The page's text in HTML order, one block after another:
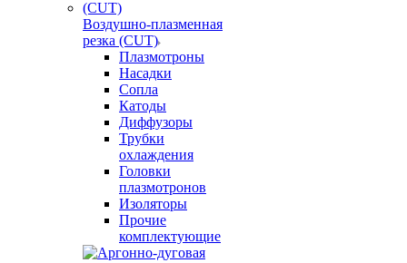
Воздушно-плазменная
резка (CUT)
Плазмотроны
Насадки
Сопла
Катоды
Диффузоры
Трубки
охлаждения
Головки
плазмотронов
Изоляторы
Прочие
комплектующие